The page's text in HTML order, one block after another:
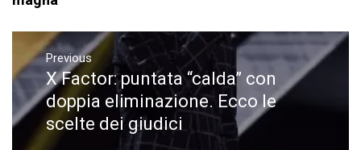
Navigazione
articoli
Previous
Previous
post:
X Factor: puntata “calda” con
doppia eliminazione. Ecco le
scelte dei giudici